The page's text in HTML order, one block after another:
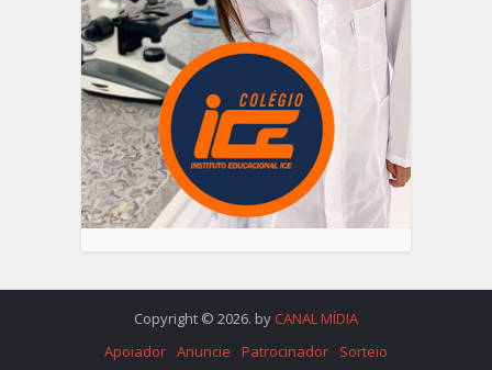
Copyright © 2026. by CANAL MÍDIA
Apoiador Anuncie Patrocinador Sorteio